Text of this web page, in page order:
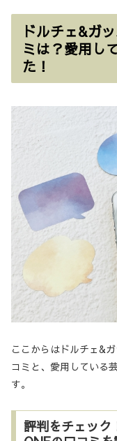
ドルチェ&ガ
ミは？愛用し
た！
ここからはドルチェ&
コミと、愛用している
す。
評判をチェッ